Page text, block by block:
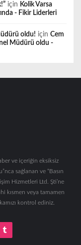
için Kolik Varsa
- Fikir Liderleri
oldu! için Cem
Müdürü oldu -
ve içeriğin eksiksiz
sağlanan ve “Basın
Hizmetleri Ltd. Şti’ne
kısmen veya tamamen
kontrol ediniz.